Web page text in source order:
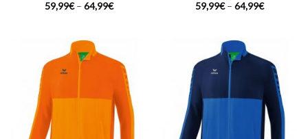
59,99€– 64,99€
59,99€– 64,99€